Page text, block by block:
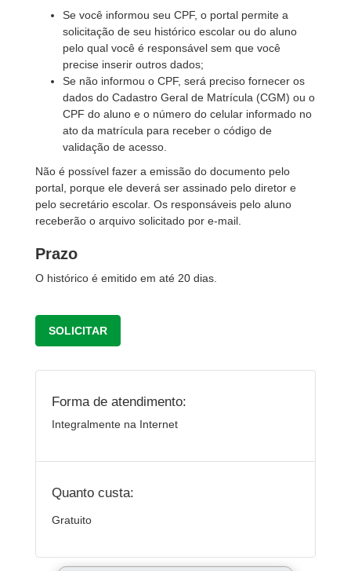
Se você informou seu CPF, o portal permite a
solicitação de seu histórico escolar ou do aluno
pelo qual você é responsável sem que você
precise inserir outros dados;
Se não informou o CPF, será preciso fornecer os
dados do Cadastro Geral de Matrícula (CGM) ou o
CPF do aluno e o número do celular informado no
ato da matrícula para receber o código de
validação de acesso.
Não é possível fazer a emissão do documento pelo
portal, porque ele deverá ser assinado pelo diretor e
pelo secretário escolar. Os responsáveis pelo aluno
receberão o arquivo solicitado por e-mail.
Prazo
O histórico é emitido em até 20 dias.
SOLICITAR
Forma de atendimento:
Integralmente na Internet
Quanto custa:
Gratuito